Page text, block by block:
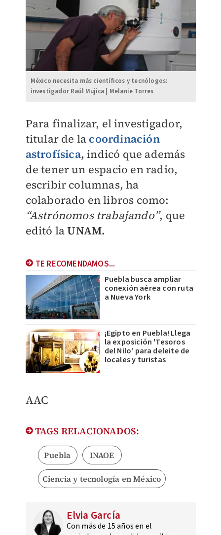
México necesita más científicos y tecnólogos:
investigador Raúl Mujica | Melanie Torres
Para finalizar, el investigador,
titular de la coordinación
astrofísica, indicó que además
de tener un espacio en radio,
escribir columnas, ha
colaborado en libros como:
“Astrónomos trabajando”, que
editó laUNAM.
TE RECOMENDAMOS...
Puebla busca ampliar
conexión aérea con ruta
a Nueva York
¡Egipto en Puebla! Llega
la exposición 'Tesoros
del Nilo' para deleite de
locales y turistas
AAC
TAGS RELACIONADOS:
Puebla INAOE
Ciencia y tecnología en México
Elvia García
Con más de 15 años en el